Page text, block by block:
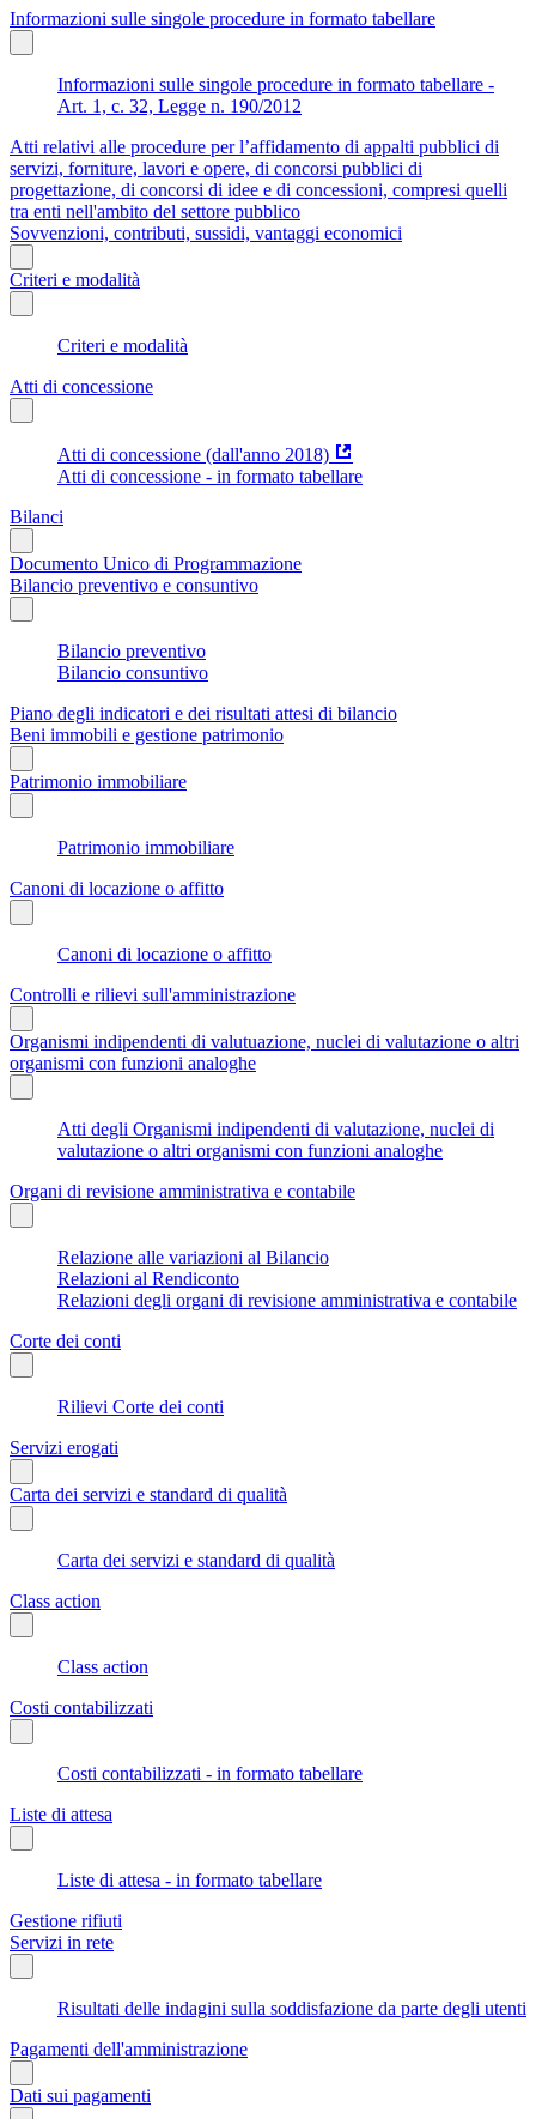
Informazioni sulle singole procedure in formato tabellare
Informazioni sulle singole procedure in formato tabellare -
Art. 1, c. 32, Legge n. 190/2012
Atti relativi alle procedure per l’affidamento di appalti pubblici di
servizi, forniture, lavori e opere, di concorsi pubblici di
progettazione, di concorsi di idee e di concessioni, compresi quelli
tra enti nell'ambito del settore pubblico
Sovvenzioni, contributi, sussidi, vantaggi economici
Criteri e modalità
Criteri e modalità
Atti di concessione
Atti di concessione (dall'anno 2018)
Atti di concessione - in formato tabellare
Bilanci
Documento Unico di Programmazione
Bilancio preventivo e consuntivo
Bilancio preventivo
Bilancio consuntivo
Piano degli indicatori e dei risultati attesi di bilancio
Beni immobili e gestione patrimonio
Patrimonio immobiliare
Patrimonio immobiliare
Canoni di locazione o affitto
Canoni di locazione o affitto
Controlli e rilievi sull'amministrazione
Organismi indipendenti di valutuazione, nuclei di valutazione o altri
organismi con funzioni analoghe
Atti degli Organismi indipendenti di valutazione, nuclei di
valutazione o altri organismi con funzioni analoghe
Organi di revisione amministrativa e contabile
Relazione alle variazioni al Bilancio
Relazioni al Rendiconto
Relazioni degli organi di revisione amministrativa e contabile
Corte dei conti
Rilievi Corte dei conti
Servizi erogati
Carta dei servizi e standard di qualità
Carta dei servizi e standard di qualità
Class action
Class action
Costi contabilizzati
Costi contabilizzati - in formato tabellare
Liste di attesa
Liste di attesa - in formato tabellare
Gestione rifiuti
Servizi in rete
Risultati delle indagini sulla soddisfazione da parte degli utenti
Pagamenti dell'amministrazione
Dati sui pagamenti